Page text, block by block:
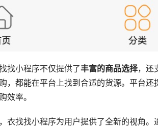
找小程序不仅提供了丰富的商品选择，还
，都能在平台上找到合适的货源。平台还
效率。
衣找找小程序为用户提供了全新的视角